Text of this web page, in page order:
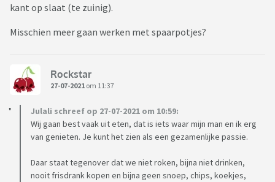
kant op slaat (te zuinig).
Misschien meer gaan werken met spaarpotjes?
Rockstar
27-07-2021 om 11:37
Julali schreef op 27-07-2021 om 10:59:
Wij gaan best vaak uit eten, dat is iets waar mijn man en ik erg
van genieten. Je kunt het zien als een gezamenlijke passie.
Daar staat tegenover dat we niet roken, bijna niet drinken,
nooit frisdrank kopen en bijna geen snoep, chips, koekjes,